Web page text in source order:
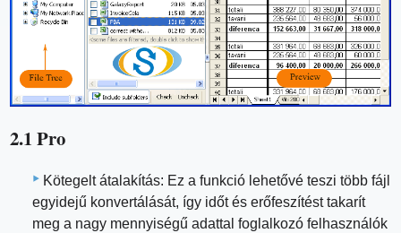
2.1 Pro
Kötegelt átalakítás: Ez a funkció lehetővé teszi több fájl
egyidejű konvertálását, így időt és erőfeszítést takarít
meg a nagy mennyiségű adattal foglalkozó felhasználók